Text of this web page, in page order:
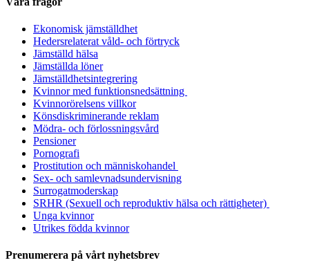
Ekonomisk jämställdhet
Hedersrelaterat våld- och förtryck
Jämställd hälsa
Jämställda löner
Jämställdhetsintegrering
Kvinnor med funktionsnedsättning
Kvinnorörelsens villkor
Könsdiskriminerande reklam
Mödra- och förlossningsvård
Pensioner
Pornografi
Prostitution och människohandel
Sex- och samlevnadsundervisning
Surrogatmoderskap
SRHR (Sexuell och reproduktiv hälsa och rättigheter)
Unga kvinnor
Utrikes födda kvinnor
Prenumerera på vårt nyhetsbrev